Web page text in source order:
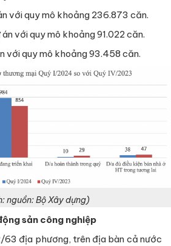
với quy mô khoảng 236.873 căn.
với quy mô khoảng 91.022 căn.
với quy mô khoảng 93.458 căn.
nguồn: Bộ Xây dựng)
sản công nghiệp
63 địa phương, trên địa bàn cả nước